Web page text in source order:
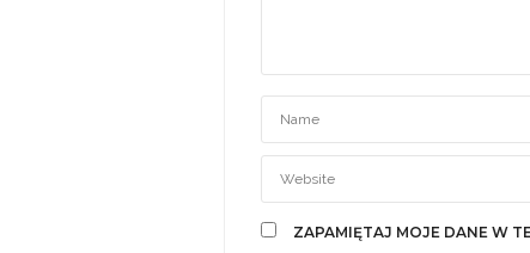
ZAPAMIĘTAJ MOJE DANE W